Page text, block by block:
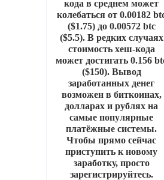
кода в среднем может
колебаться от 0.00182
($1.75) до 0.00572 btc
($5.5). В редких случаях
стоимость хеш-кода
может достигать 0.156
($150). Вывод
заработанных денег
возможен в биткоинах,
долларах и рублях на
самые популярные
платёжные системы.
Чтобы прямо сейчас
приступить к новому
заработку, просто
зарегистрируйтесь.